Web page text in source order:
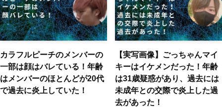
カラフルピーチのメンバーの
一部は顔はバレている！年齢
はメンバーのほとんどが20代
で過去に炎上していた！
【実写画像】ごっちゃんマイ
キーはイケメンだった！年齢
は31歳疑惑があり、過去には
未成年との交際で炎上した過
去があった！